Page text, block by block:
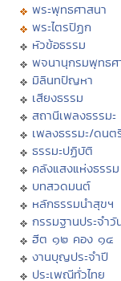
พระพุทธศาสนา
พระไตรปิฏก
หัวข้อธรรม
พจนานุกรมพุทธศ
มิลินทปัญหา
เสียงธรรม
สถานีเพลงธรรมะ
เพลงธรรมะ/ดนต
ธรรมะปฏิบัติ
คลังแสงแห่งธรรม
บทสวดมนต์
หลักธรรมนำสุขฯ
กรรมฐานประจำวั
ฮีต ๑๒ คอง ๑๔
งานบุญประจำปี
ประเพณีทั่วไทย